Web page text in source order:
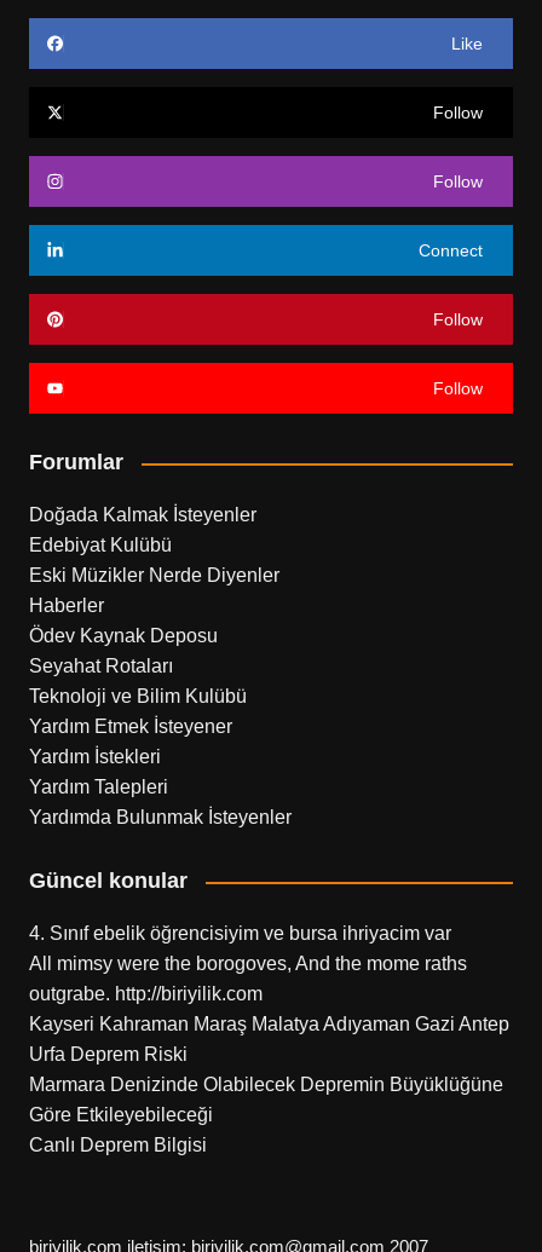
Like
Follow
Follow
Connect
Follow
Follow
Forumlar
Doğada Kalmak İsteyenler
Edebiyat Kulübü
Eski Müzikler Nerde Diyenler
Haberler
Ödev Kaynak Deposu
Seyahat Rotaları
Teknoloji ve Bilim Kulübü
Yardım Etmek İsteyener
Yardım İstekleri
Yardım Talepleri
Yardımda Bulunmak İsteyenler
Güncel konular
4. Sınıf ebelik öğrencisiyim ve bursa ihriyacim var
All mimsy were the borogoves, And the mome raths
outgrabe. http://biriyilik.com
Kayseri Kahraman Maraş Malatya Adıyaman Gazi Antep
Urfa Deprem Riski
Marmara Denizinde Olabilecek Depremin Büyüklüğüne
Göre Etkileyebileceği
Canlı Deprem Bilgisi
biriyilik.com iletişim: biriyilik.com@gmail.com 2007